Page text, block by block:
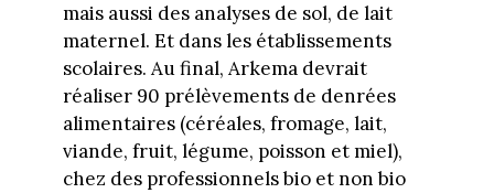
mais aussi des analyses de sol, de lait
maternel. Et dans les établissements
scolaires. Au final, Arkema devrait
réaliser 90 prélèvements de denrées
alimentaires (céréales, fromage, lait,
viande, fruit, légume, poisson et miel),
chez des professionnels bio et non bio